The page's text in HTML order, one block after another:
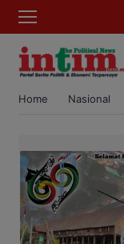
Home Nasional